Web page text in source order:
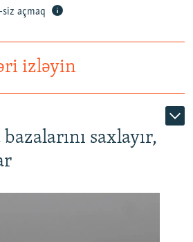
siz açmaq
izləyin
saxlayır,